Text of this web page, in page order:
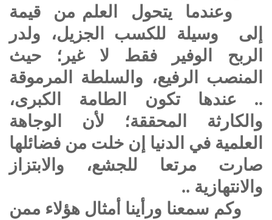
وعندما يتحول العلم من قيمة
إلى وسيلة للكسب الجزيل، ولدر
الربح الوفير فقط لا غير؛ حيث
المنصب الرفيع، والسلطة المرموقة
.. عندها تكون الطامة الكبرى،
والكارثة المحققة؛ لأن الوجاهة
العلمية في الدنيا إن خلت من فضائلها
صارت مرتعا للجشع، والابتزاز
والانتهازية ..
وكم سمعنا ورأينا أمثال هؤلاء ممن